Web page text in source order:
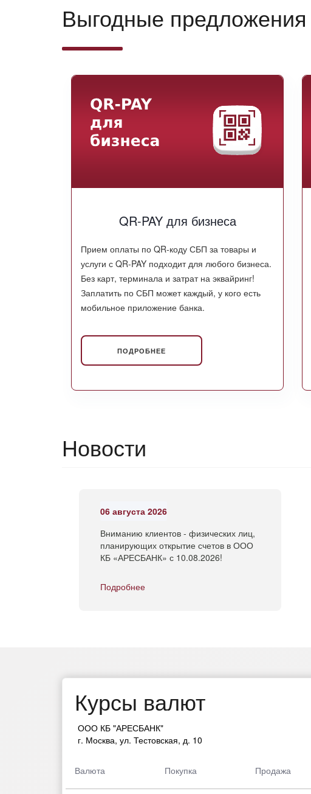
Выгодные предложения
QR-PAY для бизнеса
Прием оплаты по QR-коду СБП за товары и
услуги с QR-PAY подходит для любого бизнеса.
Без карт, терминала и затрат на эквайринг!
Заплатить по СБП может каждый, у кого есть
мобильное приложение банка.
ПОДРОБНЕЕ
Новости
06 августа 2026
Вниманию клиентов - физических лиц,
планирующих открытие счетов в ООО
КБ «АРЕСБАНК» с 10.08.2026!
Подробнее
Курсы валют
ООО КБ "АРЕСБАНК"
г. Москва, ул. Тестовская, д. 10
Валюта Покупка Продажа